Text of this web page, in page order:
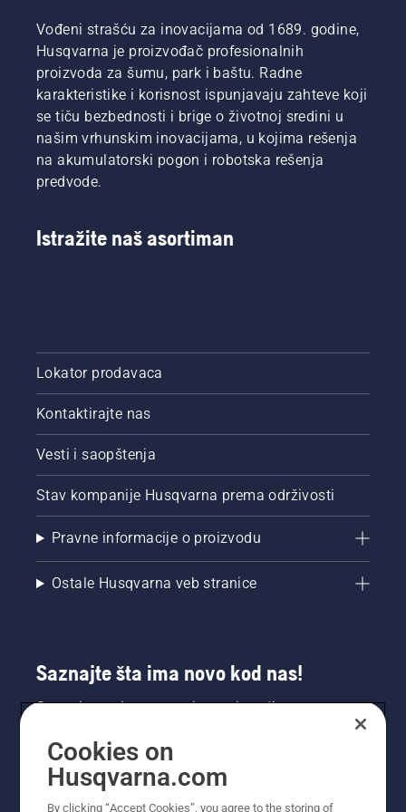
osigurava
udobnije
postavljanje
i
smanjuje
zamaranje
kada se
koristi,
pravljenja
kako bi
se
omogućilo
korisniku
da
sačuva
trajanje
baterije
Samo
trimeru
uključili i
Vođeni strašću za inovacijama od 1689. godine,
Husqvarna je proizvođač profesionalnih
proizvoda za šumu, park i baštu. Radne
karakteristike i korisnost ispunjavaju zahteve koji
se tiču bezbednosti i brige o životnoj sredini u
našim vrhunskim inovacijama, u kojima rešenja
na akumulatorski pogon i robotska rešenja
predvode.
Istražite naš asortiman
Lokator prodavaca
Kontaktirajte nas
Vesti i saopštenja
Stav kompanije Husqvarna prema održivosti
Pravne informacije o proizvodu
Ostale Husqvarna veb stranice
Saznajte šta ima novo kod nas!
Saznajte prvi sve o novim proizvodima,
Prijavite se na naš bilten ovde.
Cookies on
Husqvarna.com
By clicking “Accept Cookies”, you agree to the storing of